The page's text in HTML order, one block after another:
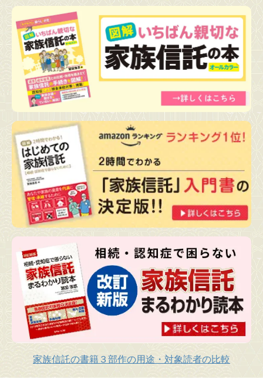
家族信託の書籍３部作の用途・対象読者の比較